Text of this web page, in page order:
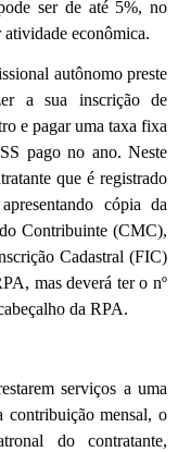
ser de até 5%, no
econômica.
autônomo preste
a sua inscrição de
e pagar uma taxa fixa
pago no ano. Neste
que é registrado
cópia da
Contribuinte (CMC),
Cadastral (FIC)
mas deverá ter o nº
da RPA.
serviços a uma
contribuição mensal, o
do contratante,